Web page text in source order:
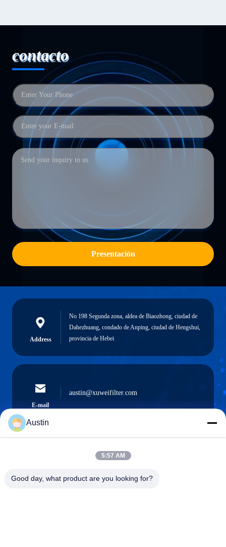
contacto
Presentación
Address
No 198 Segunda zona, aldea de Biaozhong, ciudad de
Dahezhuang, condado de Anping, ciudad de Hengshui,
provincia de Hebei
E-mail
austin@xuweifilter.com
0086-19133486000
Austin
5:57 AM
Good day, what product are you looking for?